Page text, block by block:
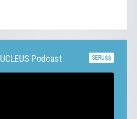
SERU🤗
Podcast